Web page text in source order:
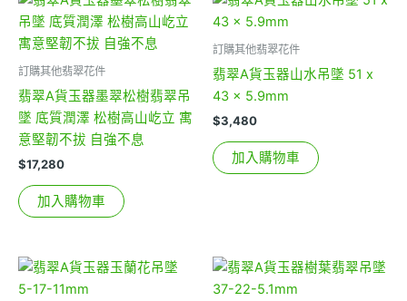
訂購其他翡翠花件
翡翠A貨玉器墨翠松樹翡翠吊
墜 底質潤澤 松樹高山屹立 寓
意堅韌不拔 自強不息
$17,280
加入購物車
訂購其他翡翠花件
翡翠A貨玉器山水吊墜 51 x
43 x 5.9mm
$3,480
加入購物車